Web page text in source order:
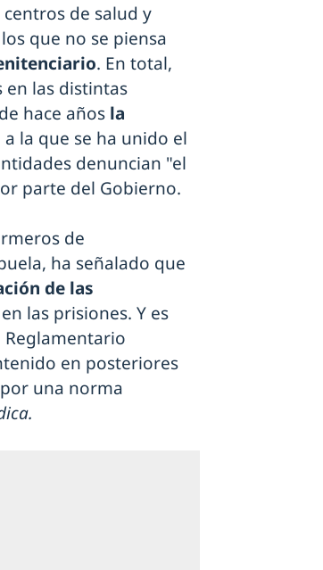
de salud y
que no se piensa
. En total,
en las distintas
hace años la
la que se ha unido el
denuncian "el
parte del Gobierno.
de
ha señalado que
de las
las prisiones. Y es
en posteriores
una norma